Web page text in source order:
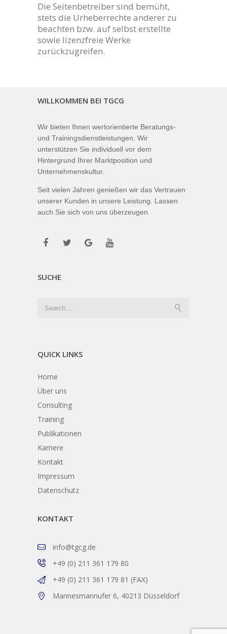
Die Seitenbetreiber sind bemüht,
stets die Urheberrechte anderer zu
beachten bzw. auf selbst erstellte
sowie lizenzfreie Werke
zurückzugreifen.
WILLKOMMEN BEI TGCG
Wir bieten Ihnen wertorientierte Beratungs-
und Trainingsdienstleistungen. Wir
unterstützen Sie individuell vor dem
Hintergrund Ihrer Marktposition und
Unternehmenskultur.
Seit vielen Jahren genießen wir das Vertrauen
unserer Kunden in unsere Leistung. Lassen
auch Sie sich von uns überzeugen.
SUCHE
QUICK LINKS
Home
Über uns
Consulting
Training
Publikationen
Karriere
Kontakt
Impressum
Datenschutz
KONTAKT
info@tgcg.de
+49 (0) 211 361 179 80
+49 (0) 211 361 179 81 (FAX)
Mannesmannufer 6, 40213 Düsseldorf